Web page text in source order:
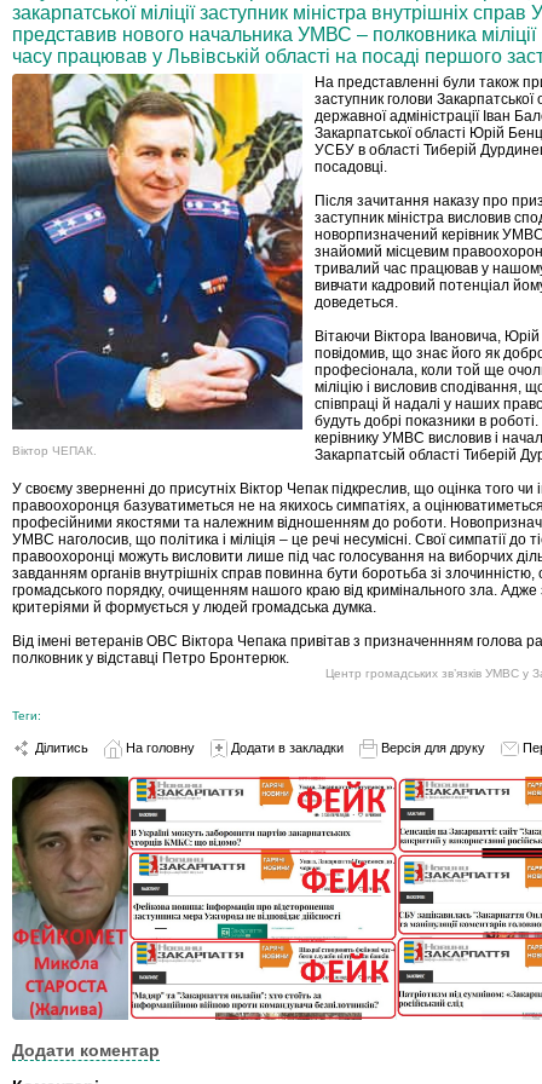
закарпатської міліції заступник міністра внутрішніх
представив нового начальника УМВС – полковника
часу працював у Львівській області на посаді першого
Віктор ЧЕПАК.
На представленні були також
заступник голови Закарпатської
державної адміністрації Іван
Закарпатської області Юрій
УСБУ в області Тиберій
посадовці.
Після зачитання наказу про
заступник міністра висловив
новорпизначений керівник
знайомий місцевим
тривалий час працював у
вивчати кадровий потенціал
доведеться.
Вітаючи Віктора Івановича,
повідомив, що знає його як
професіонала, коли той ще
міліцію і висловив сподівання,
співпраці й надалі у наших
будуть добрі показники в
керівнику УМВС висловив і
Закарпатсьій області Тиберій
У своєму зверненні до присутніх Віктор Чепак підкреслив, що оцінка того чи
правоохоронця базуватиметься не на якихось симпатіях, а
професійними якостями та належним відношенням до роботи.
УМВС наголосив, що політика і міліція – це речі несумісні. Свої симпатії до
правоохоронці можуть висловити лише під час голосування на виборчих
завданням органів внутрішніх справ повинна бути боротьба зі
громадського порядку, очищенням нашого краю від кримінального зла.
критеріями й формується у людей громадська думка.
Від імені ветеранів ОВС Віктора Чепака привітав з призначеннням голова
полковник у відставці Петро Бронтерюк.
Центр громадських зв’язків УМВС у
Теги:
Ділитись На головну Додати в закладки Версія для друку
Додати коментар